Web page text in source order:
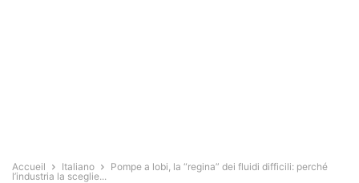
Accueil Italiano
Pompe a lobi, la “regina” dei fluidi difficili: perché
l’industria la sceglie...